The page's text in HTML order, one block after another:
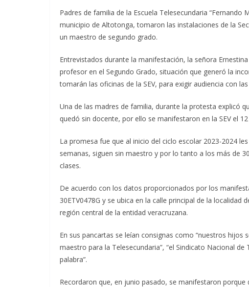
Padres de familia de la Escuela Telesecundaria
municipio de Altotonga, tomaron las instalaciones de la
un maestro de segundo grado.
Entrevistados durante la manifestación, la señora
profesor en el Segundo Grado, situación que generó la
tomarán las oficinas de la SEV, para exigir audiencia con
Una de las madres de familia, durante la protesta explicó
quedó sin docente, por ello se manifestaron en la SEV el
La promesa fue que al inicio del ciclo escolar 2023-2024
semanas, siguen sin maestro y por lo tanto a los más de
clases.
De acuerdo con los datos proporcionados por los
30ETV0478G y se ubica en la calle principal de la
región central de la entidad veracruzana.
En sus pancartas se leían consignas como “nuestros hijos
maestro para la Telesecundaria”, “el Sindicato Nacional
palabra”.
Recordaron que, en junio pasado, se manifestaron